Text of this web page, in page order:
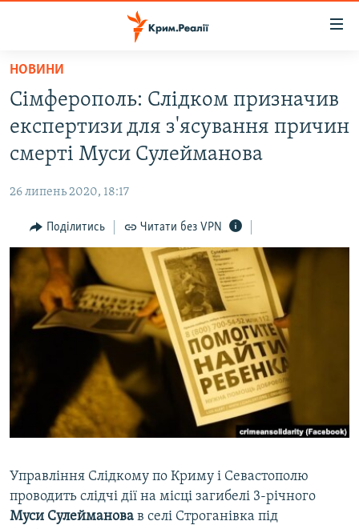
Перейти
основного
матеріалу
до
основної
Перейти
до
пошуку
НОВИНИ
ВОДА.КРИМ
ВІДЕО ТА ФОТО
БЛОГИ
ПОГЛЯД
ІНТЕРВ'Ю
ВСЕ ЗА ДЕНЬ
СПЕЦПРОЕКТИ
ВІДЕОУРОКИ «ELIFBE»
СВІДЧЕННЯ ОКУПАЦІЇ
УКРАЇНСЬКА ПРОБЛЕМА КРИМУ
ЯК ОБІЙТИ БЛОКУВАННЯ
Русский
Qırımtatar
НОВИНИ
Сімферополь: Cлідком призначив
експертизи для з'ясування причин
смерті Муси Сулейманова
26 липень 2020, 18:17
Поділитись Читати без VPN
Управління Слідкому по Криму і Севастополю
проводить слідчі дії на місці загибелі 3-річного
Муси Сулейманова в селі Строганівка під